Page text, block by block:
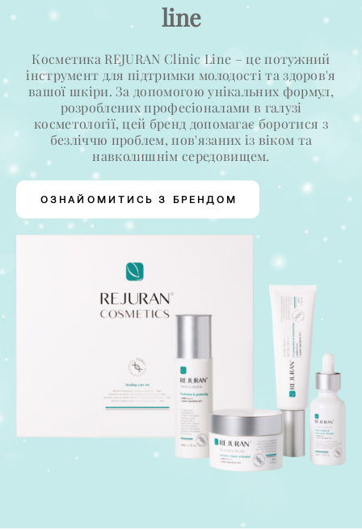
line
Косметика REJURAN Clinic Line – це потужний
інструмент для підтримки молодості та здоров'я
вашої шкіри. За допомогою унікальних формул,
розроблених професіоналами в галузі
косметології, цей бренд допомагає боротися з
безліччю проблем, пов'язаних із віком та
навколишнім середовищем.
ОЗНАЙОМИТИСЬ З БРЕНДОМ